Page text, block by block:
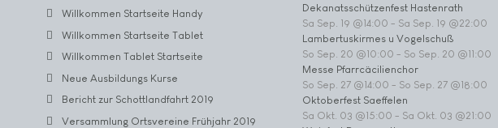
Willkommen Startseite Handy
Willkommen Startseite Tablet
Willkommen Tablet Startseite
Neue Ausbildungs Kurse
Bericht zur Schottlandfahrt 2019
Versammlung Ortsvereine Frühjahr 2019
Dekanatsschützenfest Hastenrath
Sa Sep. 19 @14:00 - Sa Sep. 19 @22:00
Lambertuskirmes u Vogelschuß
So Sep. 20 @10:00 - So Sep. 20 @11:00
Messe Pfarrcäcilienchor
So Sep. 27 @14:00 - So Sep. 27 @18:00
Oktoberfest Saeffelen
Sa Okt. 03 @15:00 - Sa Okt. 03 @21:00